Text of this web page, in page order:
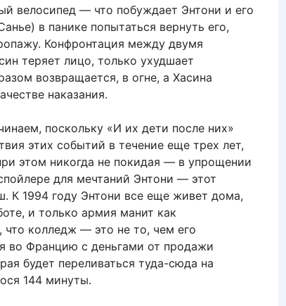
велосипед — что побуждает Энтони и его
в панике попытаться вернуть его,
Конфронтация между двумя
теряет лицо, только ухудшает
возвращается, в огне, а Хасина
наказания.
поскольку «И их дети после них»
этих событий в течение еще трех лет,
этом никогда не покидая — в упрощении
для мечтаний Энтони — этот
К 1994 году Энтони все еще живет дома,
и только армия манит как
что колледж — это не то, чем его
во Францию ​​с деньгами от продажи
будет переливаться туда-сюда на
144 минуты.